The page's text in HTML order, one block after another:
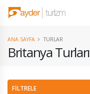
Britanya Turları
ANA SAYFA TURLAR
FİLTRELE